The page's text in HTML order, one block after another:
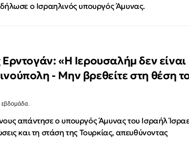
ο Ισραηλινός υπουργός Άμυνας.
«Η Ιερουσαλήμ δεν είναι
- Μην βρεθείτε στη θέση
εβδομάδα.
απάντησε ο υπουργός Άμυνας του Ισραήλ
και τη στάση της Τουρκίας, απευθύνοντας